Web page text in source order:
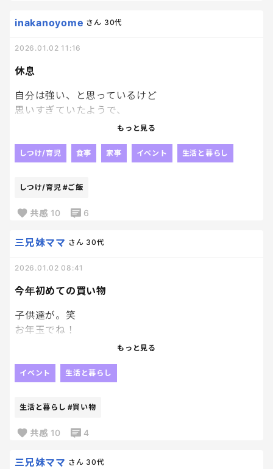
おみくじは小吉。そして帰宅してから気づいた、私
急遽行ったから部屋着だったの忘れてたわ。最悪。
厄年恐るべし（こじつけ）
休息
inakanoyome さん 30代
2026.01.02 11:16
自分は強い、と思っているけど
思いすぎていたようで、
30日から31、1日とずっとキッチンに立っていて
ついうっかり、全然食べていなかった････
効かず、
冷凍ご飯チンしてお湯と一緒に
熱源となるものが身体に無さ過ぎたようで、
食べてたらよくなった🥹
隣にいない私になぜか気づいた娘が
起きてきて
あたまいたいの？あたしはいたくないよ
今日はしっかり食べてますっっ✊
もっと見る
しつけ/育児 食事 家事 イベント 生活と暮らし
しつけ/育児 #ご飯
共感 10 6
今年初めての買い物
三兄妹ママ さん 30代
2026.01.02 08:41
子供達が。笑
お年玉でね！
各々好きな物や、狙ってた物を買いに行く！
もっと見る
イベント 生活と暮らし
生活と暮らし #買い物
共感 10 4
三兄妹ママ さん 30代